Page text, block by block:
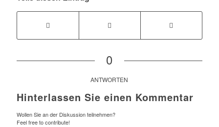
0
ANTWORTEN
Hinterlassen Sie einen Kommentar
Wollen Sie an der Diskussion teilnehmen?
Feel free to contribute!